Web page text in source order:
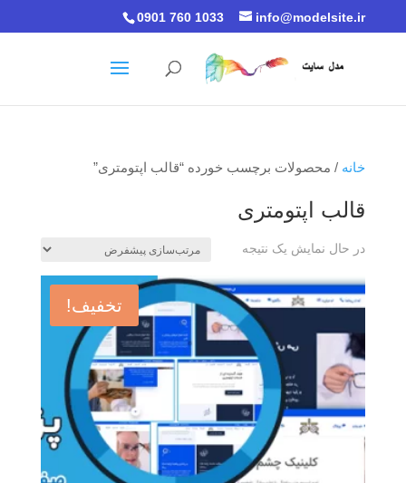
0901 760 1033 info@modelsite.ir
خانه / محصولات برچسب خورده “قالب اپتومتری”
قالب اپتومتری
در حال نمایش یک نتیجه
تخفیف!